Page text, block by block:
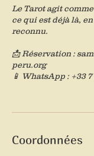
Le Tarot agit
ce qui est déjà là,
reconnu.
📩 Réservation :
peru.org
📱 WhatsApp : +33 7
Coordonnées